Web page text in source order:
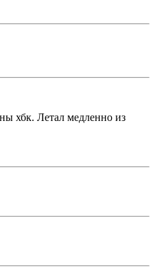
хбк. Летал медленно из